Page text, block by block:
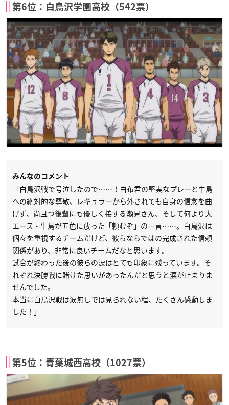
第6位：白鳥沢学園高校（542票）
みんなのコメント
「白鳥沢戦で号泣したので……！白布君の堅実なプレーと牛島
への絶対的な尊敬、レギュラーから外されても自身の信念を曲
げず、尚且つ後輩にも優しく接する瀬見さん、そして何より大
エース・牛島が五色に放った「頼むぞ」の一言……。白鳥沢は
個々を重視するチームだけど、彼らならではの完成された信頼
関係があり、非常に良いチームだなと思います。
試合が終わった後の彼らの涙はとても印象に残っています。そ
れぞれ決勝戦に賭けた思いがあったんだと思うと涙が止まりま
せんでした。
本当に白鳥沢戦は涙無しでは見られない程、たくさん感動しま
した！」
第5位：青葉城西高校（1027票）